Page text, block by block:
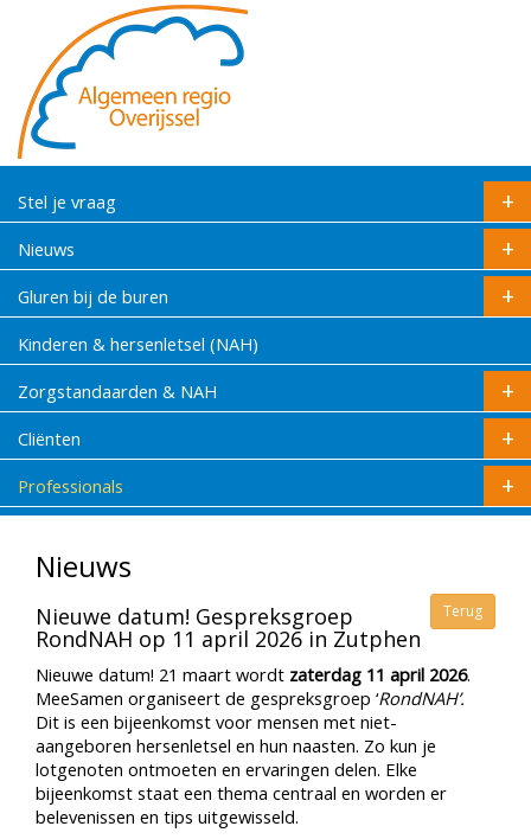
Stel je vraag
Nieuws
Gluren bij de buren
Kinderen & hersenletsel (NAH)
Zorgstandaarden & NAH
Cliënten
Professionals
Nieuws
Terug
Nieuwe datum! Gespreksgroep
RondNAH op 11 april 2026 in Zutphen
Nieuwe datum! 21 maart wordt zaterdag 11 april 2026.
MeeSamen organiseert de gespreksgroep ‘RondNAH’.
Dit is een bijeenkomst voor mensen met niet-
aangeboren hersenletsel en hun naasten. Zo kun je
lotgenoten ontmoeten en ervaringen delen. Elke
bijeenkomst staat een thema centraal en worden er
belevenissen en tips uitgewisseld.